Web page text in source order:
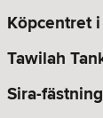
Köpcentret
Tawilah
Sira-